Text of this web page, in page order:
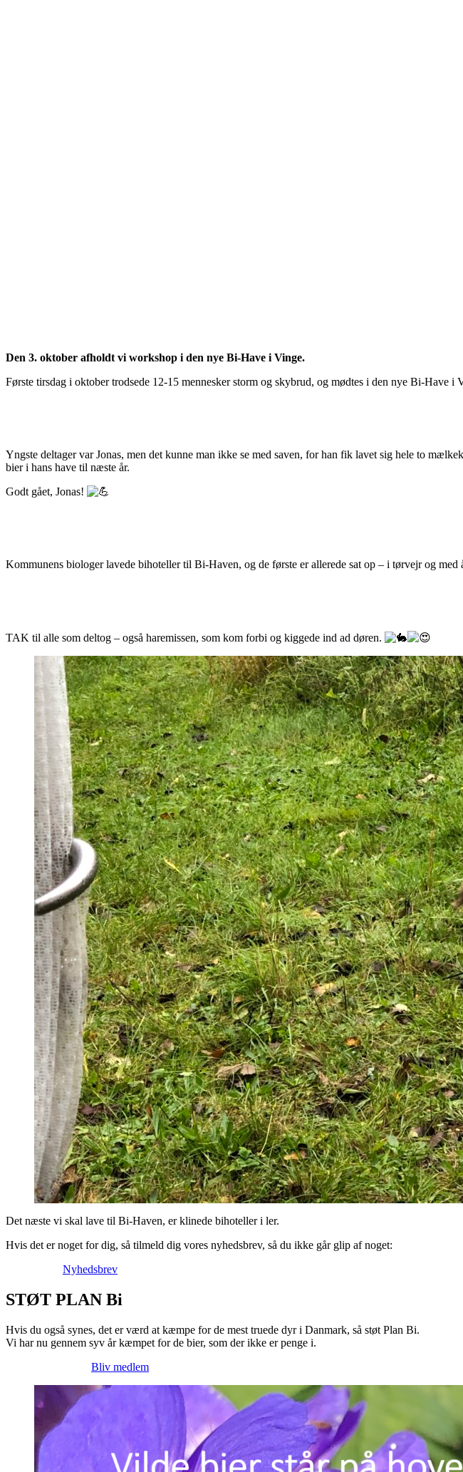
Den 3. oktober afholdt vi workshop i den nye Bi-Have i Vinge.
Første tirsdag i oktober trodsede 12-15 mennesker storm og skybrud, og mødtes i den nye Bi-Have i
Yngste deltager var Jonas, men det kunne man ikke se med saven, for han fik lavet sig hele to
bier i hans have til næste år.
Godt gået, Jonas!
Kommunens biologer lavede bihoteller til Bi-Haven, og de første er allerede sat op – i tørvejr og med
TAK til alle som deltog – også haremissen, som kom forbi og kiggede ind ad døren.
Det næste vi skal lave til Bi-Haven, er klinede bihoteller i ler.
Hvis det er noget for dig, så tilmeld dig vores nyhedsbrev, så du ikke går glip af noget:
Nyhedsbrev
STØT PLAN Bi
Hvis du også synes, det er værd at kæmpe for de mest truede dyr i Danmark, så støt Plan Bi.
Vi har nu gennem syv år kæmpet for de bier, som der ikke er penge i.
Bliv medlem